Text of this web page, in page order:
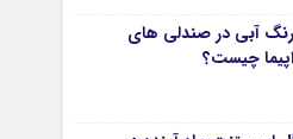
رنگ آبی در صندلی های
چیست؟